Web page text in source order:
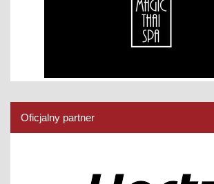
Oficjalny partner